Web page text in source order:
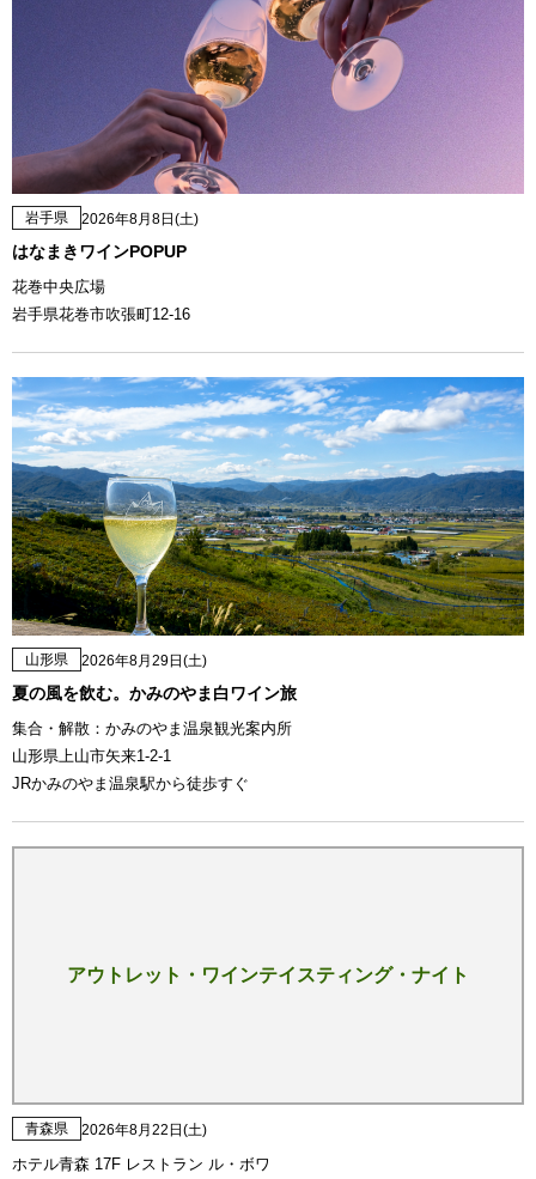
岩手県 2026年8月8日(土)
はなまきワインPOPUP
花巻中央広場
岩手県花巻市吹張町12-16
山形県 2026年8月29日(土)
夏の風を飲む。かみのやま白ワイン旅
集合・解散：かみのやま温泉観光案内所
山形県上山市矢来1-2-1
JRかみのやま温泉駅から徒歩すぐ
アウトレット・ワインテイスティング・ナイト
青森県 2026年8月22日(土)
ホテル青森 17F レストラン ル・ボワ